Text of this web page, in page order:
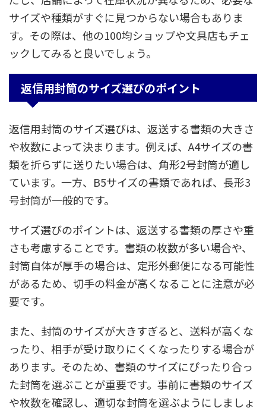
サイズや種類がすぐに見つからない場合もありま
す。その際は、他の100均ショップや文具店もチェ
ックしてみると良いでしょう。
返信用封筒のサイズ選びのポイント
返信用封筒のサイズ選びは、返送する書類の大きさ
や枚数によって決まります。例えば、A4サイズの書
類を折らずに送りたい場合は、角形2号封筒が適し
ています。一方、B5サイズの書類であれば、長形3
号封筒が一般的です。
サイズ選びのポイントは、返送する書類の厚さや重
さも考慮することです。書類の枚数が多い場合や、
封筒自体が厚手の場合は、定形外郵便になる可能性
があるため、切手の料金が高くなることに注意が必
要です。
また、封筒のサイズが大きすぎると、送料が高くな
ったり、相手が受け取りにくくなったりする場合が
あります。そのため、書類のサイズにぴったり合っ
た封筒を選ぶことが重要です。事前に書類のサイズ
や枚数を確認し、適切な封筒を選ぶようにしましょ